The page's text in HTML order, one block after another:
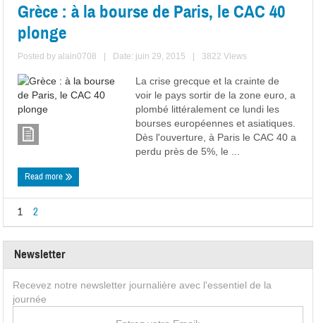
Grèce : à la bourse de Paris, le CAC 40
plonge
Posted byalain0708 Date: juin 29, 2015 3822 Views
La crise grecque et la crainte de
voir le pays sortir de la zone euro, a
plombé littéralement ce lundi les
bourses européennes et asiatiques.
Dès l'ouverture, à Paris le CAC 40 a
perdu près de 5%, le ...
Read more
1 2
Newsletter
Recevez notre newsletter journalière avec l'essentiel de la
journée